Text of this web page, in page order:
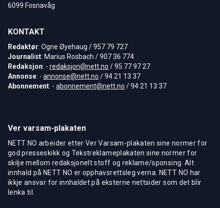
6099 Fosnavåg
KONTAKT
Redaktør: Ogne Øyehaug / 957 79 727
Journalist: Marius Rosbach / 907 36 774
Redaksjon: - redaksjon@nett.no / 95 77 97 27
Annonse: - annonse@nett.no / 94 21 13 37
Abonnement: - abonnement@nett.no / 94 21 13 37
Ver varsam-plakaten
NETT NO arbeider etter Ver Varsam-plakaten sine normer for
god presseskikk og Tekstreklameplakaten sine normer for
skilje mellom redaksjonelt stoff og reklame/sponsing. Alt
innhald på NETT NO er opphavsrettsleg verna. NETT NO har
ikkje ansvar for innhaldet på eksterne nettsider som det blir
lenka til.